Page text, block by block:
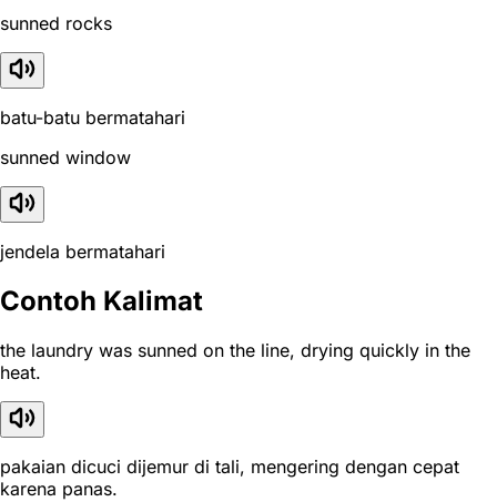
sunned rocks
batu-batu bermatahari
sunned window
jendela bermatahari
Contoh Kalimat
the laundry was sunned on the line, drying quickly in the
heat.
pakaian dicuci dijemur di tali, mengering dengan cepat
karena panas.